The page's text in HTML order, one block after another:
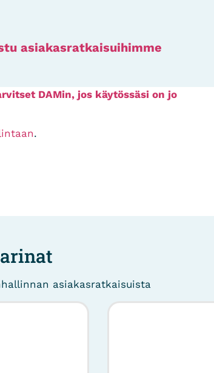
asiakasratkaisuihimme
DAMin, jos käytössäsi on jo
.
asiakasratkaisuista